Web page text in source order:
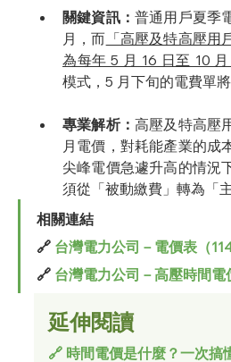
關鍵資訊： 普通用戶夏季
月，而 「高壓及特高壓
為每年 5 月 16 日至 10 月
模式，5 月下旬的電費單將
專業解析： 高壓及特高壓
月電價，對耗能產業的成
尖峰電價急遽升高的情況
須從「被動繳費」轉為「
相關連結
🔗 台灣電力公司－電價表（
🔗 台灣電力公司－高壓時間電
延伸閱讀
🔗 時間電價是什麼？一次搞